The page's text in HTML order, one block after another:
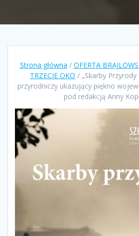
Strona główna / OFERTA
TRZECIE OKO / „Skarby
przyrodniczy ukazujący piękno
pod redakcją Anny